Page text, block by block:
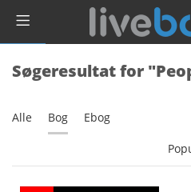
Søgeresultat for
Alle Bog Ebog